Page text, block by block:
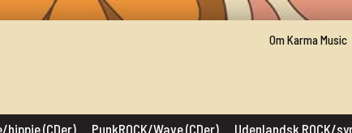
Om Karma Music
hippie (CDer) PunkROCK/Wave (CDer) Udenlandsk ROCK/